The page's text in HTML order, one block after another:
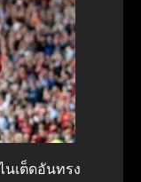
นเต็ดอันทรง